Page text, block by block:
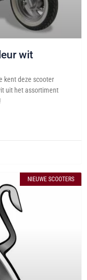
wit
kent deze scooter
uit het assortiment
NIEUWE SCOOTERS